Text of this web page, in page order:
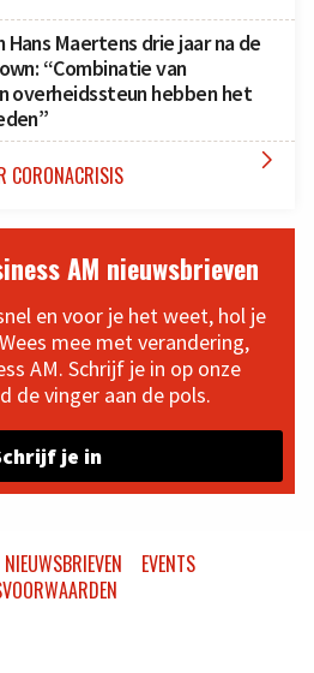
Maertens drie jaar na de
“Combinatie van
overheidssteun hebben het
CORONACRISIS 
AM nieuwsbrieven
en voor je het weet, hol je
mee met verandering,
AM. Schrijf je in op onze
de vinger aan de pols.
je in
NIEUWSBRIEVEN
EVENTS